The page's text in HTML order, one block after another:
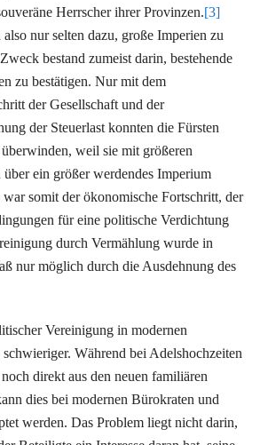
Herrscher ihrer Provinzen.[3]
nur selten dazu, große Imperien zu
bestand zumeist darin, bestehende
zu bestätigen. Nur mit dem
der Gesellschaft und der
der Steuerlast konnten die Fürsten
weil sie mit größeren
ein größer werdendes Imperium
somit der ökonomische Fortschritt, der
für eine politische Verdichtung
durch Vermählung wurde in
nur möglich durch die Ausdehnung des
Vereinigung in modernen
Während bei Adelshochzeiten
direkt aus den neuen familiären
dies bei modernen Bürokraten und
werden. Das Problem liegt nicht darin,